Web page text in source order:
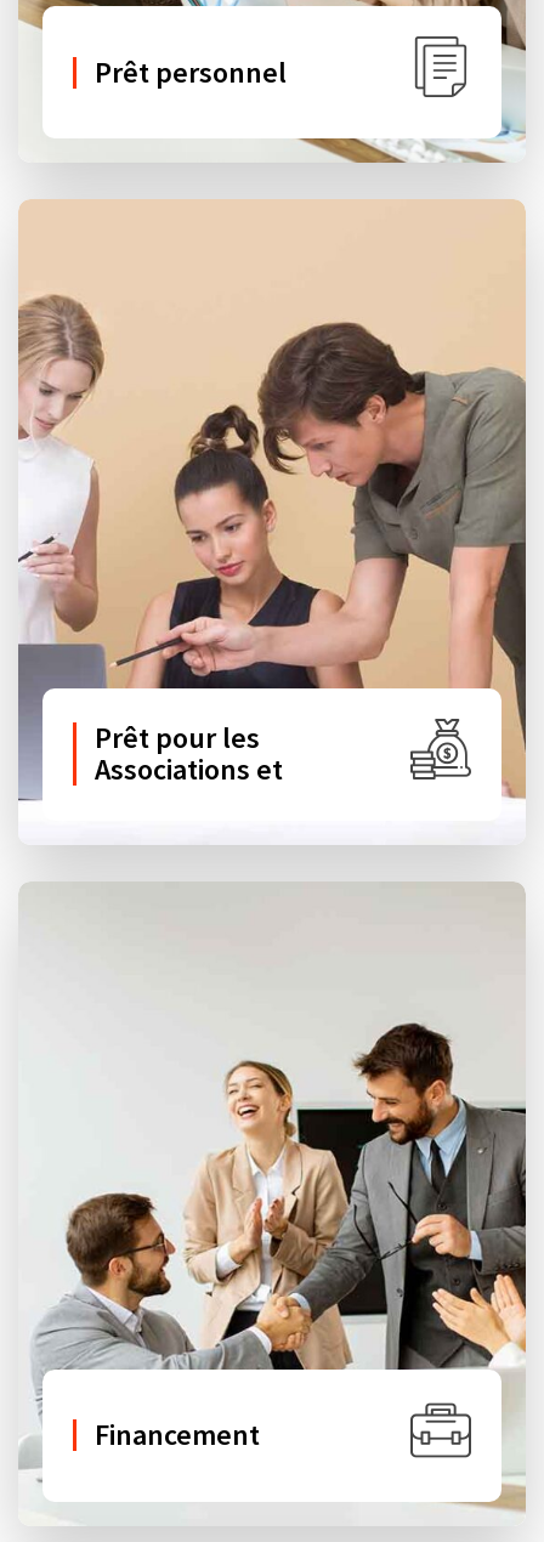
Prêt personnel
Prêt pour les
Associations et
Financement